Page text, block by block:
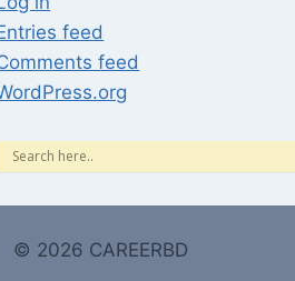
feed
feed
© 2026 CAREERBD